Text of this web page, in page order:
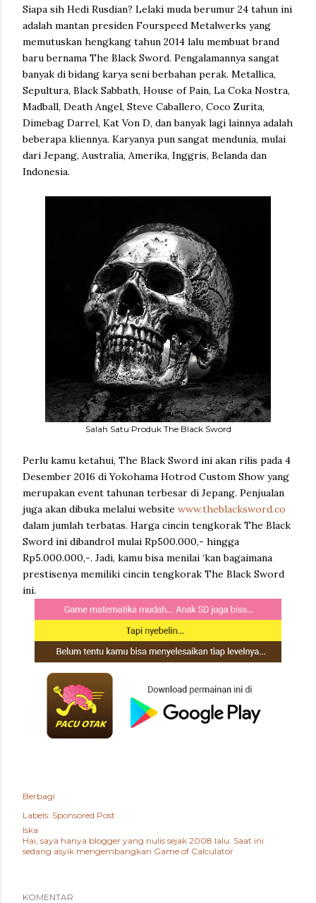
Siapa sih Hedi Rusdian? Lelaki muda berumur 24 tahun ini
adalah mantan presiden Fourspeed Metalwerks yang
memutuskan hengkang tahun 2014 lalu membuat brand
baru bernama The Black Sword. Pengalamannya sangat
banyak di bidang karya seni berbahan perak. Metallica,
Sepultura, Black Sabbath, House of Pain, La Coka Nostra,
Madball, Death Angel, Steve Caballero, Coco Zurita,
Dimebag Darrel, Kat Von D, dan banyak lagi lainnya adalah
beberapa kliennya. Karyanya pun sangat mendunia, mulai
dari Jepang, Australia, Amerika, Inggris, Belanda dan
Indonesia.
Salah Satu Produk The Black Sword
Perlu kamu ketahui, The Black Sword ini akan rilis pada 4
Desember 2016 di Yokohama Hotrod Custom Show yang
merupakan event tahunan terbesar di Jepang. Penjualan
juga akan dibuka melalui website www.theblacksword.co
dalam jumlah terbatas. Harga cincin tengkorak The Black
Sword ini dibandrol mulai Rp500.000,- hingga
Rp5.000.000,-. Jadi, kamu bisa menilai ‘kan bagaimana
prestisenya memiliki cincin tengkorak The Black Sword
ini.
Berbagi
Labels: Sponsored Post
Iska
Hai, saya hanya blogger yang nulis sejak 2008 lalu. Saat ini
sedang asyik mengembangkan Game of Calculator
KOMENTAR